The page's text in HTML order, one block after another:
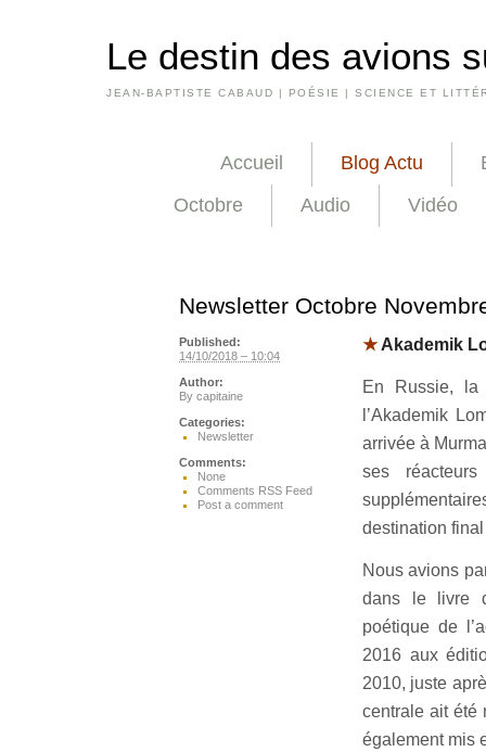
Le destin des avions
JEAN-BAPTISTE CABAUD | POÉSIE | SCIENCE ET
Accueil Blog Actu
Octobre
Audio Vidéo
Newsletter Octobre
★Akademik
En Russie, la
l’Akademik
arrivée à
ses
destination
Nous avions
dans le livre
poétique de
2016 aux
2010, juste
centrale ait été
également mis
Published:
14/10/2018 – 10:04
Author:
By capitaine
Categories:
Newsletter
Comments:
None
Comments RSS Feed
Post a comment